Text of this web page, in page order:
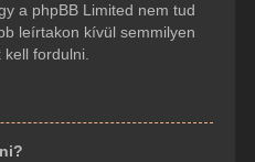
a phpBB Limited nem tud
leírtakon kívül semmilyen
kell fordulni.